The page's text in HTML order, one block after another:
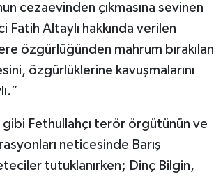
cezaevinden çıkmasına sevinen
Altaylı hakkında verilen
özgürlüğünden mahrum bırakılan
özgürlüklerine kavuşmalarını
gibi Fethullahçı terör örgütünün ve
neticesinde Barış
tutuklanırken; Dinç Bilgin,